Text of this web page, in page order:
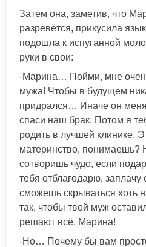
Затем она, заметив, что
разревётся, прикусила
подошла к испуганной
руки в свои:
-Марина… Пойми, мне
мужа! Чтобы в будущем
придрался… Иначе он
спаси наш брак. Потом я
родить в лучшей клинике.
материнство, понимаешь?
сотворишь чудо, если
тебя отблагодарю, заплачу
сможешь скрываться хоть
так, чтобы твой муж
решают всё, Марина!
-Но… Почему бы вам